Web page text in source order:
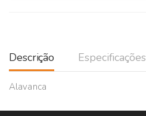
Descrição Especificações
Alavanca